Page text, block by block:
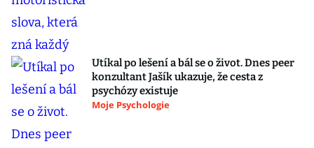
Utíkal po lešení a bál se o život. Dnes peer
konzultant Jašík ukazuje, že cesta z
psychózy existuje
Moje Psychologie